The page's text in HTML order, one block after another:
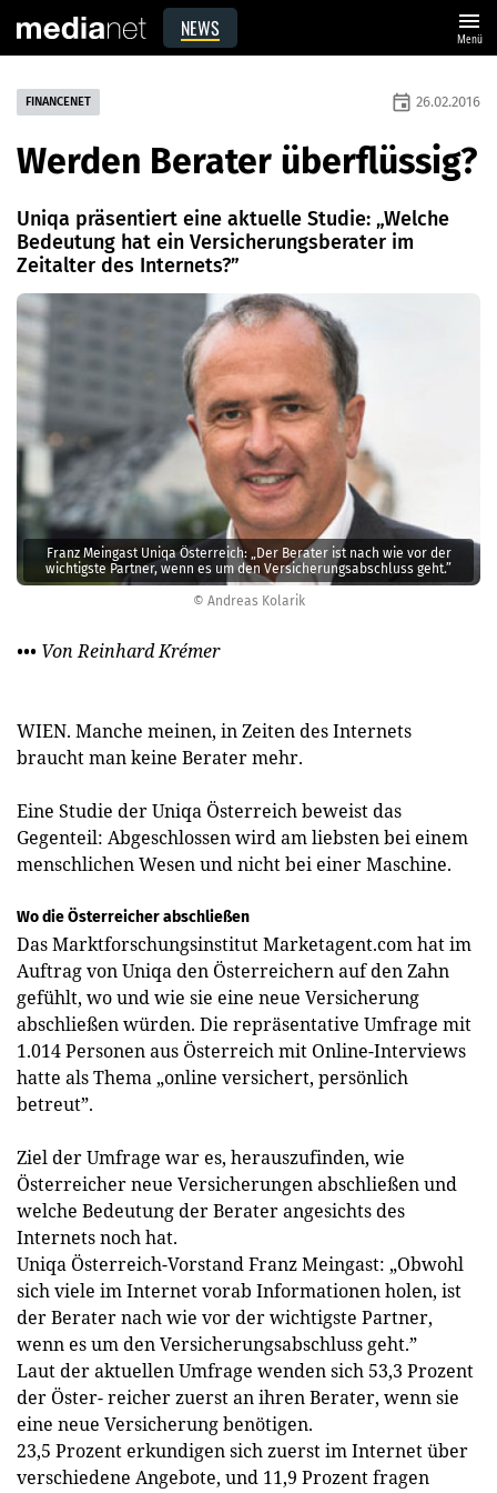
NEWS menu
Menü
© Andreas Kolarik
Franz Meingast Uniqa Österreich: „Der Berater ist nach wie vor der
wichtigste Partner, wenn es um den Versicherungs­abschluss geht.”
FINANCENET event 26.02.2016
Werden Berater überflüssig?
Uniqa präsentiert eine aktuelle Studie: „Welche
Bedeutung hat ein Versicherungsberater im
Zeitalter des Internets?”
••• Von Reinhard Krémer
WIEN. Manche meinen, in Zeiten des Internets
braucht man keine Berater mehr.
Eine Studie der Uniqa Österreich beweist das
Gegenteil: Abgeschlossen wird am liebsten bei einem
menschlichen Wesen und nicht bei einer Maschine.
Wo die Österreicher abschließen
Das Marktforschungsinstitut Marketagent.com hat im
Auftrag von Uniqa den Österreichern auf den Zahn
gefühlt, wo und wie sie eine neue Versicherung
abschließen würden. Die repräsentative Umfrage mit
1.014 Personen aus Österreich mit Online-Interviews
hatte als Thema „online versichert, persönlich
betreut”.
Ziel der Umfrage war es, herauszufinden, wie
Österreicher neue Versicherungen abschließen und
welche Bedeutung der Berater angesichts des
Internets noch hat.
Uniqa Österreich-Vorstand Franz Meingast: „Obwohl
sich viele im Internet vorab Informationen holen, ist
der Berater nach wie vor der wichtigste Partner,
wenn es um den Versicherungsabschluss geht.”
Laut der aktuellen Umfrage wenden sich 53,3 Prozent
der Öster- reicher zuerst an ihren Berater, wenn sie
eine neue Versicherung benötigen.
23,5 Prozent erkundigen sich zuerst im Internet über
verschiedene Angebote, und 11,9 Prozent fragen